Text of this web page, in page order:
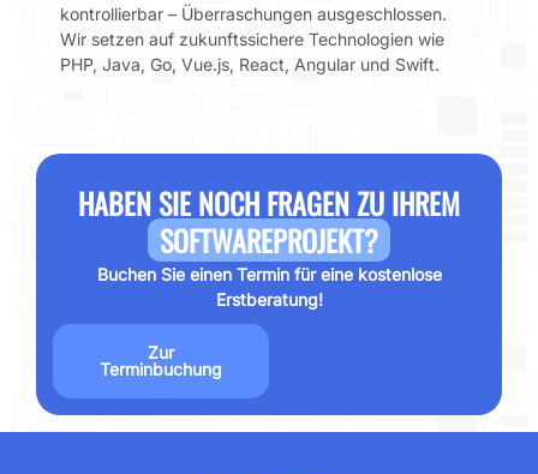
kontrollierbar – Überraschungen ausgeschlossen.
Wir setzen auf zukunftssichere Technologien wie
PHP, Java, Go, Vue.js, React, Angular und Swift.
HABEN SIE NOCH FRAGEN ZU IHREM
SOFTWAREPROJEKT?
Buchen Sie einen Termin für eine kostenlose
Erstberatung!
Zur
Terminbuchung